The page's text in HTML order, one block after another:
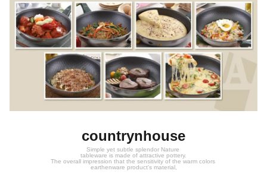
countrynhouse
Simple yet subtle splendor Nature
tableware is made of attractive pottery.
The overall impression that the sensitivity of the warm colors
earthenware product's material,